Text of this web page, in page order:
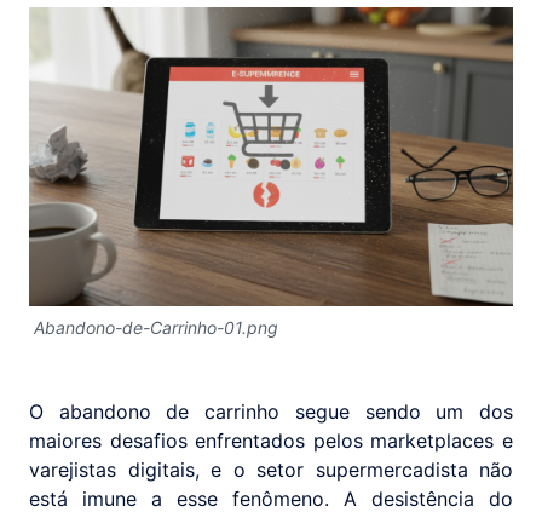
Abandono-de-Carrinho-01.png
O abandono de carrinho segue sendo um dos
maiores desafios enfrentados pelos marketplaces e
varejistas digitais, e o setor supermercadista não
está imune a esse fenômeno. A desistência do